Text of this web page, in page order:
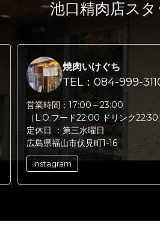
池口精肉店ス
焼肉いけぐち
TEL：084-999-
営業時間： 17:00～23:00
（L.O.フード22:00 ドリンク22:30
定休日 ： 第三水曜日
広島県福山市伏見町1-16
Instagram